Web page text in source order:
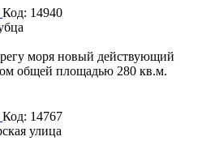
Код: 14940
моря новый действующий
общей площадью 280 кв.м.
Код: 14767
улица